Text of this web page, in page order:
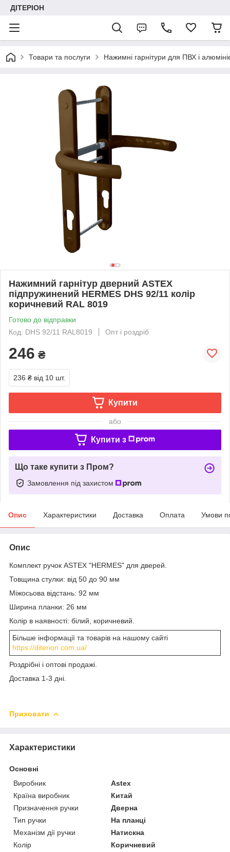
ДІТЕРІОН
Товари та послуги Нажимні гарнітури для ПВХ і
Нажимний гарнітур дверний ASTEX
підпружинений HERMES DHS 92/11 колір
коричневий RAL 8019
Готово до відправки
Код: DHS 92/11 RAL8019
Опт і роздріб
246 ₴
236 ₴ від 10 шт.
Купити
або
Купити з
Що таке купити з Пром?
Замовлення під захистом
Опис Характеристики Доставка Оплата Умови
Опис
Комплект ручок ASTEX "HERMES" для дверей.
Товщина стулки: від 50 до 90 мм
Міжосьова відстань: 92 мм
Ширина планки: 26 мм
Колір в наявності: білий, коричневий.
Більше інформації та товарів на нашому сайті
https://diterion.com.ua/
Роздрібні і оптові продажі.
Доставка 1-3 дні.
Приховати
Характеристики
Основні
Виробник
Astex
Країна виробник
Китай
Призначення ручки
Дверна
Тип ручки
На планці
Механізм дії ручки
Натискна
Колір
Коричневий